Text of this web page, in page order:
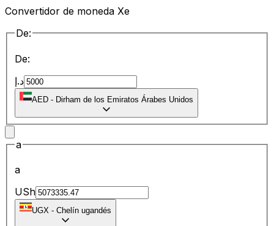
Convertidor de moneda Xe
De:
De:
د.إ
AED - Dirham de los Emiratos Árabes Unidos
a
a
USh
UGX - Chelín ugandés